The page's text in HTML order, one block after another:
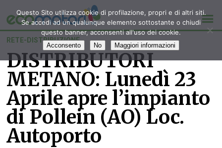
RETE-DISTRIBUZIONE
DISTRIBUTORI
METANO: Lunedì 23
Aprile apre l’impianto
di Pollein (AO) Loc.
Autoporto
Questo Sito utilizza cookie di profilazione, propri e di altri siti.
Se accedi ad un qualunque elemento sottostante o chiudi
questo banner, acconsenti all'uso dei cookie.
Acconsento No Maggiori informazioni